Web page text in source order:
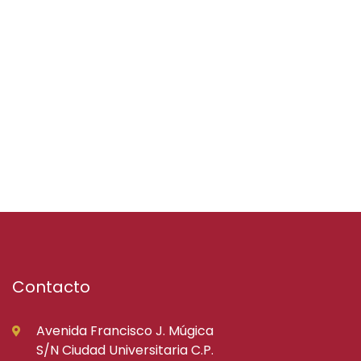
Contacto
Avenida Francisco J. Múgica
S/N Ciudad Universitaria C.P.